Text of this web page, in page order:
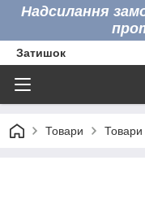
Надсилання
Затишок
Товари